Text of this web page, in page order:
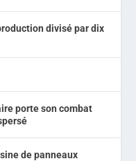
divisé par dix
porte son combat
de panneaux